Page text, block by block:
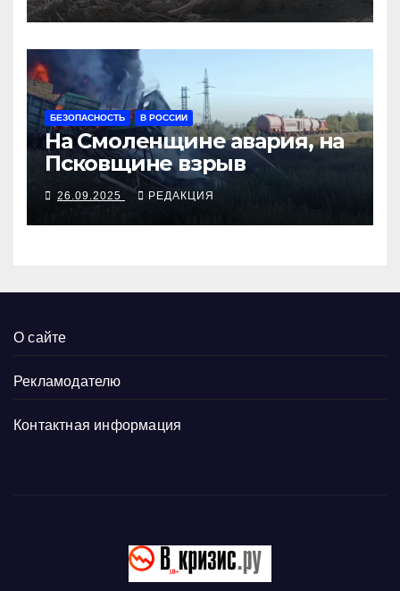
БЕЗОПАСНОСТЬ В РОССИИ
На Смоленщине авария, на
Псковщине взрыв
26.09.2025 РЕДАКЦИЯ
О сайте
Рекламодателю
Контактная информация